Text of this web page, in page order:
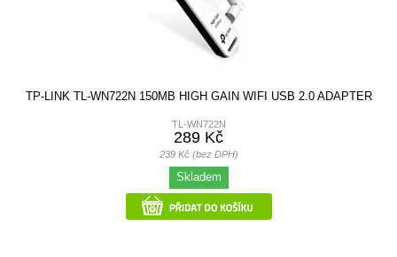
TP-LINK TL-WN722N 150MB HIGH GAIN WIFI USB 2.0 ADAPTER
TL-WN722N
289 Kč
239 Kč (bez DPH)
Skladem